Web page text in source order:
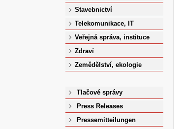
Stavebnictví
Telekomunikace, IT
Veřejná správa, instituce
Zdraví
Zemědělství, ekologie
Tlačové správy
Press Releases
Pressemitteilungen